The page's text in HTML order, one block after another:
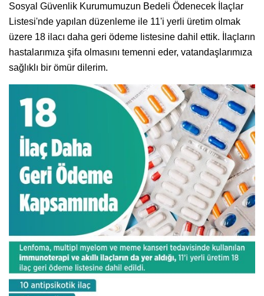
Sosyal Güvenlik Kurumumuzun Bedeli Ödenecek İlaçlar
Listesi'nde yapılan düzenleme ile 11'i yerli üretim olmak
üzere 18 ilacı daha geri ödeme listesine dahil ettik. İlaçların
hastalarımıza şifa olmasını temenni eder, vatandaşlarımıza
sağlıklı bir ömür dilerim.